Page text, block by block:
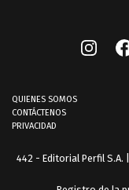
QUIENES SOMOS
CONTÁCTENOS
PRIVACIDAD
442 - Editorial Perfil S.A.